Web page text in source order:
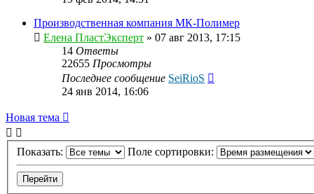
Производственная компания МК-Полимер
Елена ПластЭксперт » 07 авг 2013, 17:15
14 Ответы
22655 Просмотры
Последнее сообщение SeiRioS
24 янв 2014, 16:06
Новая тема
Показать: Поле сортировки: